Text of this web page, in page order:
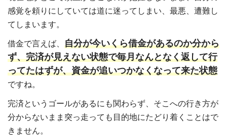
感覚を頼りにしていては道に迷ってしまい、最悪、遭難し
てしまいます。
借金で言えば、 自分が今いくら借金があるのか分から
ず、完済が見えない状態で毎月なんとなく返して行
ってたはずが、資金が追いつかなくなって来た状態
ですね。
完済というゴールがあるにも関わらず、そこへの行き方が
分からないまま突っ走っても目的地にたどり着くことはで
きません。